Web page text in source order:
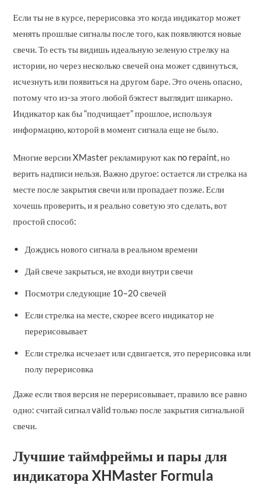
Если ты не в курсе, перерисовка это когда индикатор может
менять прошлые сигналы после того, как появляются новые
свечи. То есть ты видишь идеальную зеленую стрелку на
истории, но через несколько свечей она может сдвинуться,
исчезнуть или появиться на другом баре. Это очень опасно,
потому что из-за этого любой бэктест выглядит шикарно.
Индикатор как бы “подчищает” прошлое, используя
информацию, которой в момент сигнала еще не было.
Многие версии XMaster рекламируют как no repaint, но
верить надписи нельзя. Важно другое: остается ли стрелка на
месте после закрытия свечи или пропадает позже. Если
хочешь проверить, и я реально советую это сделать, вот
простой способ:
Дождись нового сигнала в реальном времени
Дай свече закрыться, не входи внутри свечи
Посмотри следующие 10–20 свечей
Если стрелка на месте, скорее всего индикатор не
перерисовывает
Если стрелка исчезает или сдвигается, это перерисовка или
полу перерисовка
Даже если твоя версия не перерисовывает, правило все равно
одно: считай сигнал valid только после закрытия сигнальной
свечи.
Лучшие таймфреймы и пары для
индикатора XHMaster Formula